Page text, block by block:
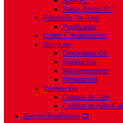
Suelo-Techo-FC
Filtración De Aire
Purificador
Outlet Climatización
Servicios
Desinstalación
Instalación
Mantenimiento
Reparación
Ventilación
Cortina de Aire
Cortina de Aire-Cal
Electrodomésticos 📺